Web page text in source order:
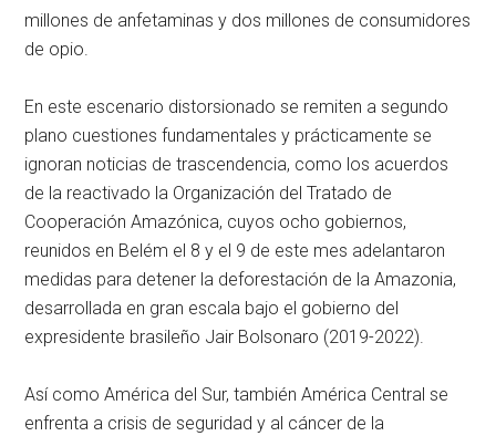
millones de anfetaminas y dos millones de consumidores
de opio.
En este escenario distorsionado se remiten a segundo
plano cuestiones fundamentales y prácticamente se
ignoran noticias de trascendencia, como los acuerdos
de la reactivado la Organización del Tratado de
Cooperación Amazónica, cuyos ocho gobiernos,
reunidos en Belém el 8 y el 9 de este mes adelantaron
medidas para detener la deforestación de la Amazonia,
desarrollada en gran escala bajo el gobierno del
expresidente brasileño Jair Bolsonaro (2019-2022).
Así como América del Sur, también América Central se
enfrenta a crisis de seguridad y al cáncer de la